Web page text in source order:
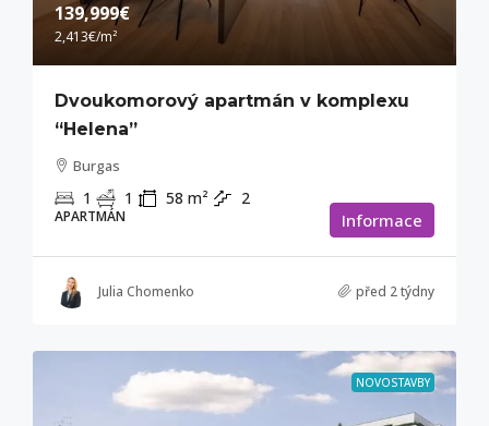
139,999€
2,413€/m²
Dvoukomorový apartmán v komplexu
“Helena”
Burgas
1 1 58 m² 2
APARTMÁN Informace
Julia Chomenko před 2 týdny
NOVOSTAVBY